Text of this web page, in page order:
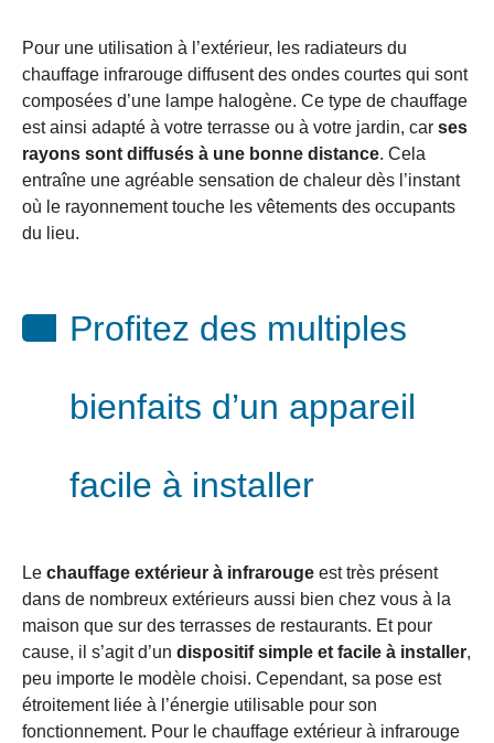
Pour une utilisation à l’extérieur, les radiateurs du
chauffage infrarouge diffusent des ondes courtes qui sont
composées d’une lampe halogène. Ce type de chauffage
est ainsi adapté à votre terrasse ou à votre jardin, car ses
rayons sont diffusés à une bonne distance. Cela
entraîne une agréable sensation de chaleur dès l’instant
où le rayonnement touche les vêtements des occupants
du lieu.
Profitez des multiples
bienfaits d’un appareil
facile à installer
Le chauffage extérieur à infrarouge est très présent
dans de nombreux extérieurs aussi bien chez vous à la
maison que sur des terrasses de restaurants. Et pour
cause, il s’agit d’un dispositif simple et facile à installer,
peu importe le modèle choisi. Cependant, sa pose est
étroitement liée à l’énergie utilisable pour son
fonctionnement. Pour le chauffage extérieur à infrarouge